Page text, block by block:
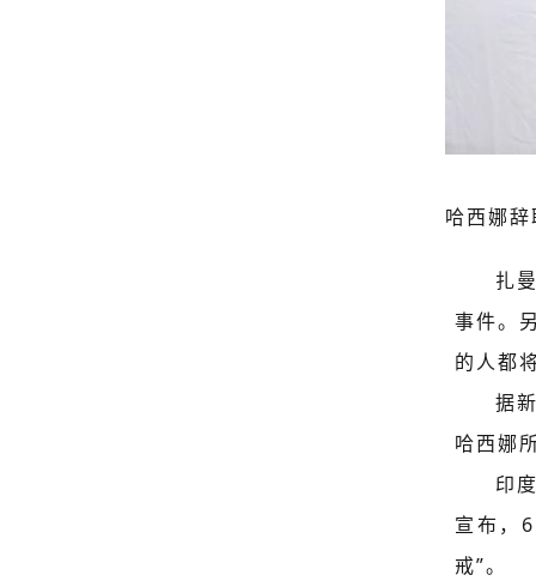
哈西娜
扎
事件。
的人都
据
哈西娜
印
宣布，
戒”。